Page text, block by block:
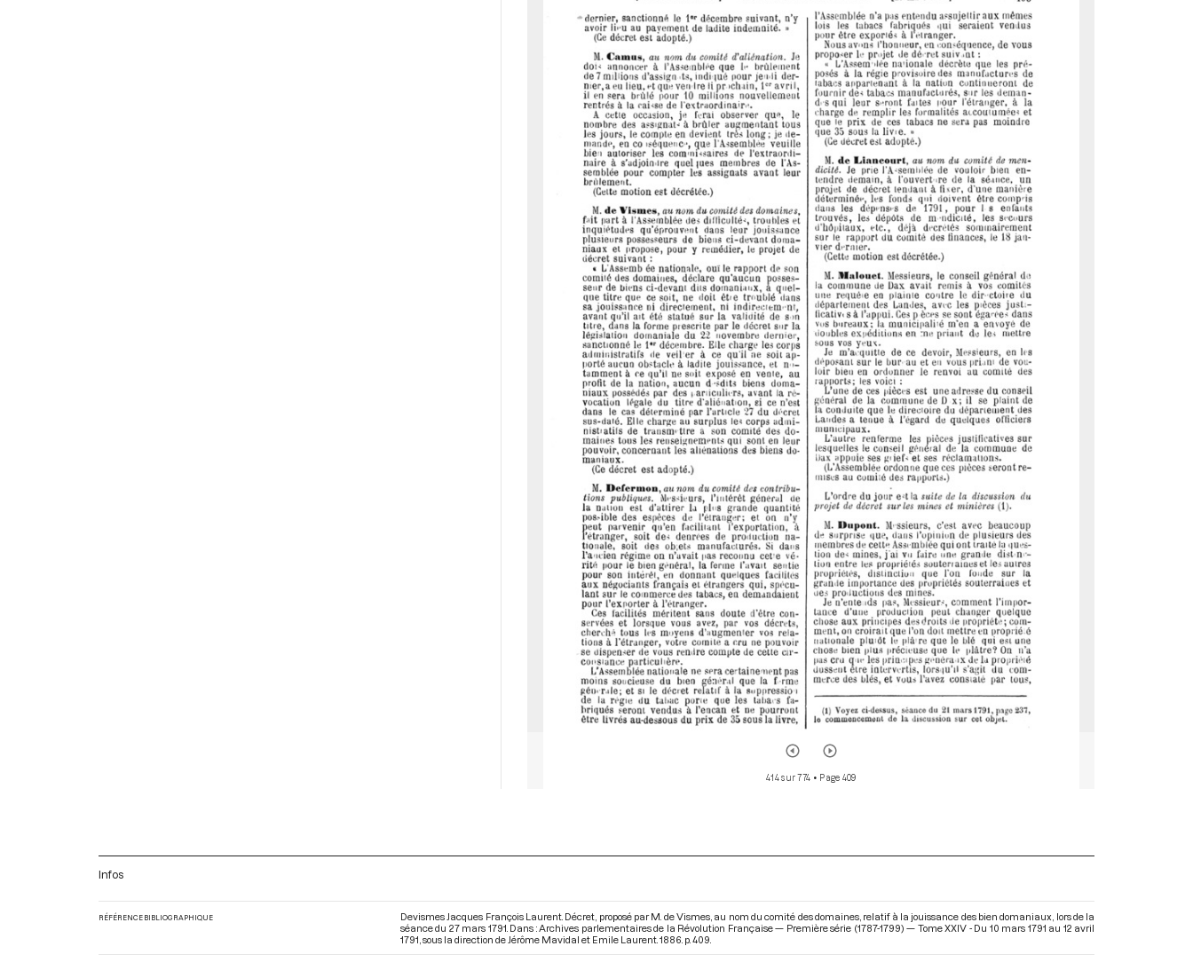
414 sur 774 • Page 409
Infos
RÉFÉRENCE BIBLIOGRAPHIQUE
Devismes Jacques François Laurent. Décret, proposé par M. de Vismes, au nom du comité des domaines, relatif à la jouissance des bien domaniaux, lors de la
séance du 27 mars 1791. Dans : Archives parlementaires de la Révolution Française — Première série (1787-1799) — Tome XXIV - Du 10 mars 1791 au 12 avril
1791 , sous la direction de Jérôme Mavidal et Emile Laurent. 1886. p. 409.